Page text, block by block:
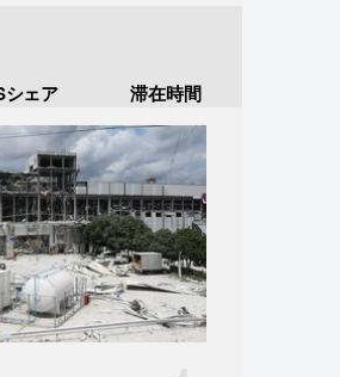
シェア 滞在時間